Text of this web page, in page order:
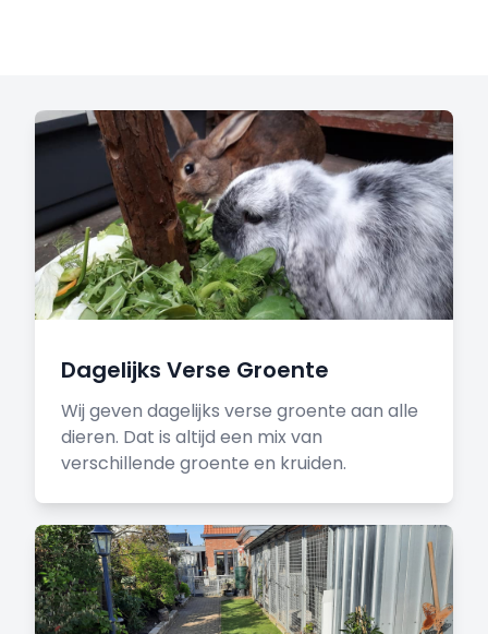
Dagelijks Verse Groente
Wij geven dagelijks verse groente aan alle
dieren. Dat is altijd een mix van
verschillende groente en kruiden.